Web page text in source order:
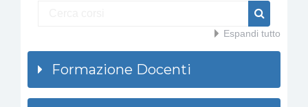
Cerca
Espandi tutto
Formazione Docenti